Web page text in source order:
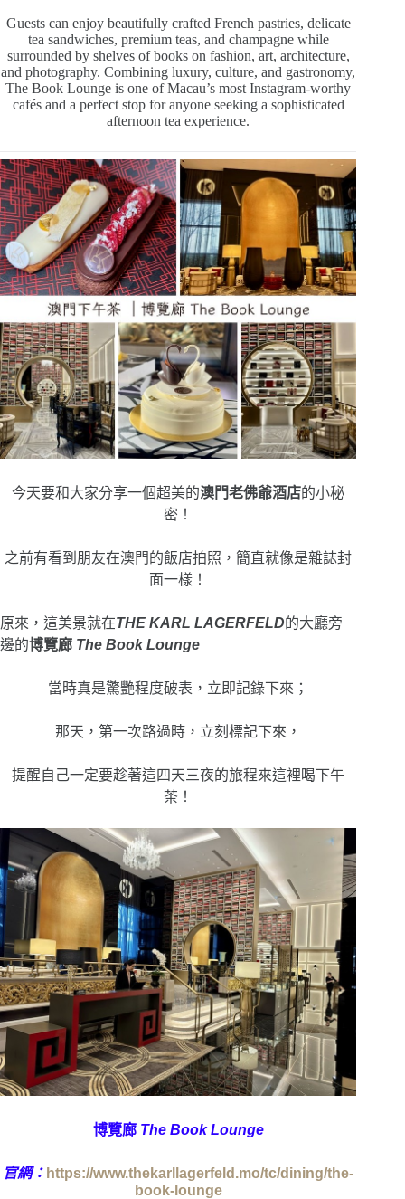
Guests can enjoy beautifully crafted French pastries, delicate
tea sandwiches, premium teas, and champagne while
surrounded by shelves of books on fashion, art, architecture,
and photography. Combining luxury, culture, and gastronomy,
The Book Lounge is one of Macau’s most Instagram-worthy
cafés and a perfect stop for anyone seeking a sophisticated
afternoon tea experience.
今天要和大家分享一個超美的澳門老佛爺酒店的小秘
密！
之前有看到朋友在澳門的飯店拍照，簡直就像是雜誌封
面一樣！
原來，這美景就在THE KARL LAGERFELD的大廳旁
邊的博覽廊 The Book Lounge
當時真是驚艷程度破表，立即記錄下來；
那天，第一次路過時，立刻標記下來，
提醒自己一定要趁著這四天三夜的旅程來這裡喝下午
茶！
博覽廊 The Book Lounge
官網： https://www.thekarllagerfeld.mo/tc/dining/the-
book-lounge